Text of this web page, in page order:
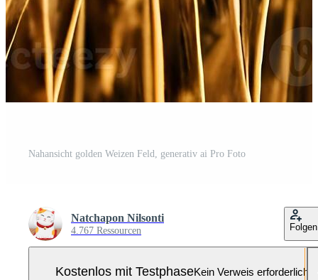
Nahansicht golden Weizen Feld, generativ ai Pro Foto
Natchapon Nilsonti
4.767 Ressourcen Folgen
Kostenlos mit TestphaseKein Verweis erforderlich